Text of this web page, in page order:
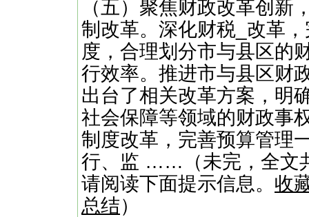
（五）聚焦财政改革创
制改革。深化财税_改革
度，合理划分市与县区的
行效率。推进市与县区财
出台了相关改革方案，明
社会保障等领域的财政事
制度改革，完善预算管理
行、监 ……（未完，全文
请阅读下面提示信息。 收
总结）